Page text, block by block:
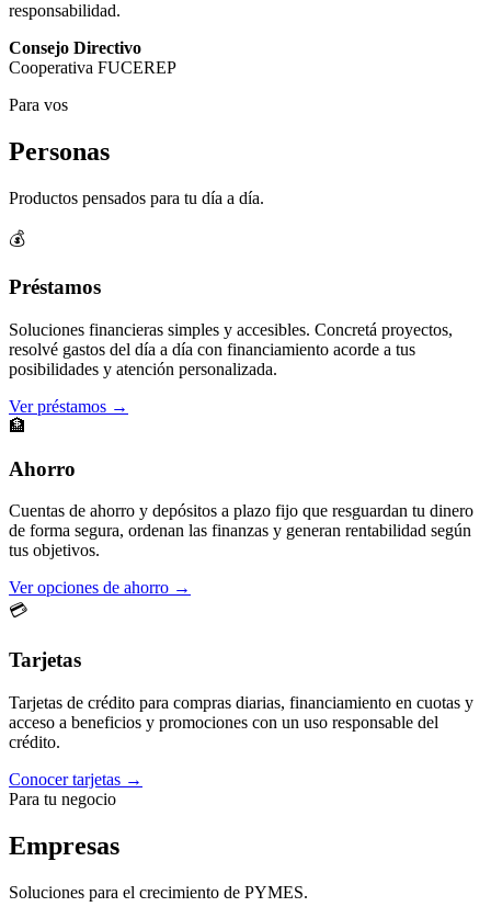
responsabilidad.
Consejo Directivo
Cooperativa FUCEREP
Para vos
Personas
Productos pensados para tu día a día.
💰
Préstamos
Soluciones financieras simples y accesibles. Concretá proyectos,
resolvé gastos del día a día con financiamiento acorde a tus
posibilidades y atención personalizada.
Ver préstamos →
🏦
Ahorro
Cuentas de ahorro y depósitos a plazo fijo que resguardan tu dinero
de forma segura, ordenan las finanzas y generan rentabilidad según
tus objetivos.
Ver opciones de ahorro →
💳
Tarjetas
Tarjetas de crédito para compras diarias, financiamiento en cuotas y
acceso a beneficios y promociones con un uso responsable del
crédito.
Conocer tarjetas →
Para tu negocio
Empresas
Soluciones para el crecimiento de PYMES.